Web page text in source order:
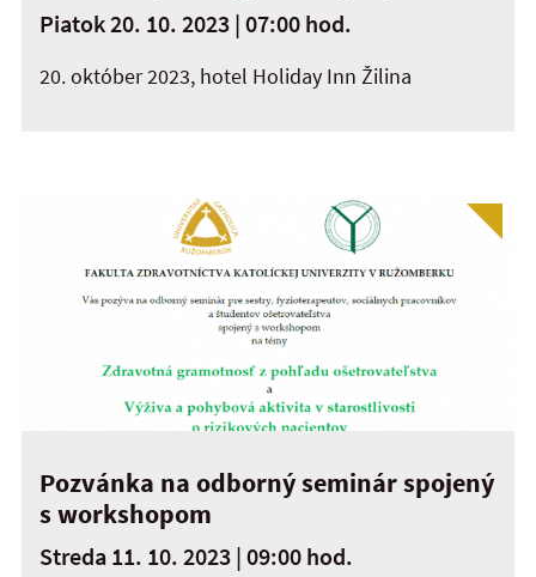
Piatok 20. 10. 2023 | 07:00 hod.
20. október 2023, hotel Holiday Inn Žilina
Pozvánka na odborný seminár spojený
s workshopom
Streda 11. 10. 2023 | 09:00 hod.